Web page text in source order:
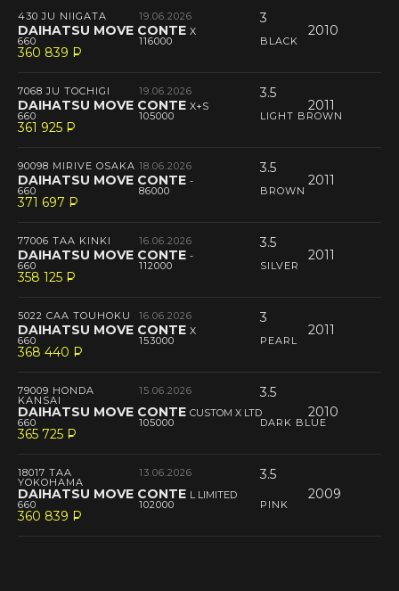
430 JU NIIGATA 19.06.2026 3
DAIHATSU MOVE CONTE X 2010
660 116000 BLACK
360 839 P
--
7068 JU TOCHIGI 19.06.2026 3.5
DAIHATSU MOVE CONTE X+S 2011
660 105000 LIGHT BROWN
361 925 P
--
90098 MIRIVE OSAKA 18.06.2026 3.5
DAIHATSU MOVE CONTE - 2011
660 86000 BROWN
371 697 P
--
77006 TAA KINKI 16.06.2026 3.5
DAIHATSU MOVE CONTE - 2011
660 112000 SILVER
358 125 P
--
5022 CAA TOUHOKU 16.06.2026 3
DAIHATSU MOVE CONTE X 2011
660 153000 PEARL
368 440 P
--
79009 HONDA
KANSAI
15.06.2026
3.5
DAIHATSU MOVE CONTE CUSTOM X LTD 2010
660 105000 DARK BLUE
365 725 P
--
18017 TAA
YOKOHAMA
13.06.2026
3.5
DAIHATSU MOVE CONTE L LIMITED 2009
660 102000 PINK
360 839 P
--